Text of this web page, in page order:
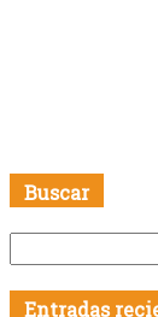
Buscar
Entradas